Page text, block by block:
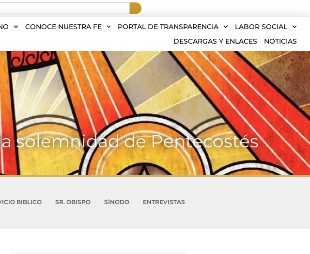
CONOCE NUESTRA FE PORTAL DE TRANSPARENCIA
LABOR SOCIAL
DESCARGAS Y ENLACES
NOTICIAS
solemnidad de Pentecostés
BIBLICO SR. OBISPO SÍNODO
ENTREVISTAS